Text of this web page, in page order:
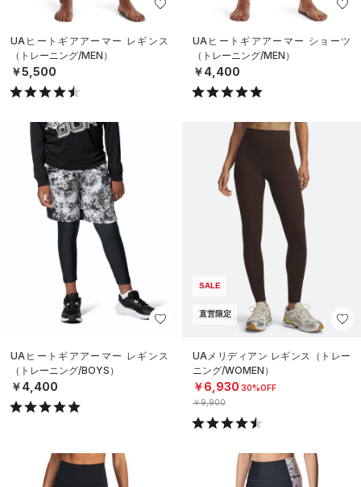
UAヒートギアアーマー レギンス
（トレーニング/MEN）
￥5,500
UAヒートギアアーマー ショーツ
（トレーニング/MEN）
￥4,400
UAヒートギアアーマー レギンス
（トレーニング/BOYS）
￥4,400
SALE
直営限定
UAメリディアン レギンス（トレー
ニング/WOMEN）
￥6,930 30%OFF
￥9,900